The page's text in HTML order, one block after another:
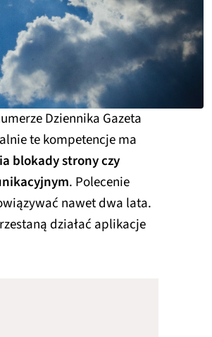
Dziennika Gazeta
te kompetencje ma
blokady strony czy
. Polecenie
nawet dwa lata.
działać aplikacje